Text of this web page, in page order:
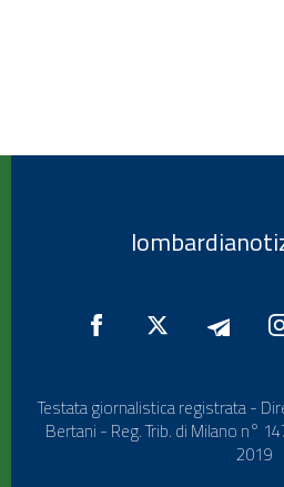
Testata giornalistica registrata -
Bertani - Reg. Trib. di Milano n°
2019